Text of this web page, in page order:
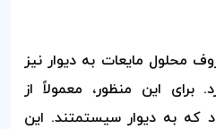
محلول مایعات به دیوار نیز
برای این منظور، معمولاً از
که به دیوار سیستمتند. این